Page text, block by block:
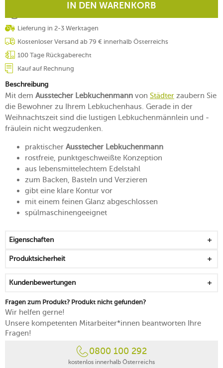
IN DEN WARENKORB
Lieferung in 2-3 Werktagen
Kostenloser Versand ab 79 € innerhalb Österreichs
100 Tage Rückgaberecht
Kauf auf Rechnung
Beschreibung
Mit dem Ausstecher Lebkuchenmann von Städter zaubern Sie
die Bewohner zu Ihrem Lebkuchenhaus. Gerade in der
Weihnachtszeit sind die lustigen Lebkuchenmännlein und -
fräulein nicht wegzudenken.
praktischer Ausstecher Lebkuchenmann
rostfreie, punktgeschweißte Konzeption
aus lebensmittelechtem Edelstahl
zum Backen, Basteln und Verzieren
gibt eine klare Kontur vor
mit einem feinen Glanz abgeschlossen
spülmaschinengeeignet
Eigenschaften
Produktsicherheit
Kundenbewertungen
Fragen zum Produkt? Produkt nicht gefunden?
Wir helfen gerne!
Unsere kompetenten Mitarbeiter*innen beantworten Ihre
Fragen!
0800 100 292
kostenlos innerhalb Österreichs